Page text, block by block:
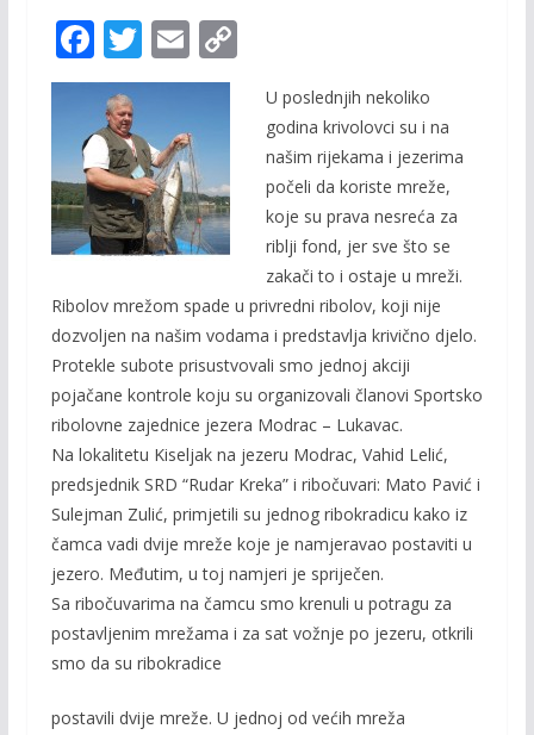
F
ac
e
b
o
o
k
T
w
itt
er
E
m
ai
l
C
Li
U poslednjih nekoliko
godina krivolovci su i na
našim rijekama i jezerima
počeli da koriste mreže,
koje su prava nesreća za
riblji fond, jer sve što se
zakači to i ostaje u mreži.
Ribolov mrežom spade u privredni ribolov, koji nije
dozvoljen na našim vodama i predstavlja krivično djelo.
Protekle subote prisustvovali smo jednoj akciji
pojačane kontrole koju su organizovali članovi Sportsko
ribolovne zajednice jezera Modrac – Lukavac.
Na lokalitetu Kiseljak na jezeru Modrac, Vahid Lelić,
predsjednik SRD “Rudar Kreka” i ribočuvari: Mato Pavić i
Sulejman Zulić, primjetili su jednog ribokradicu kako iz
čamca vadi dvije mreže koje je namjeravao postaviti u
jezero. Međutim, u toj namjeri je spriječen.
Sa ribočuvarima na čamcu smo krenuli u potragu za
postavljenim mrežama i za sat vožnje po jezeru, otkrili
smo da su ribokradice
postavili dvije mreže. U jednoj od većih mreža